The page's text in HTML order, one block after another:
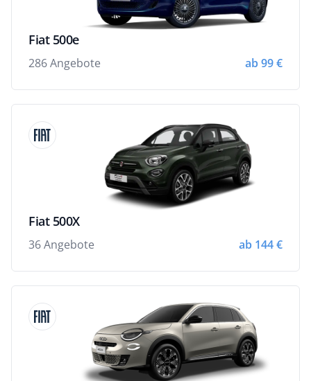
Fiat 500e
286 Angebote ab 99 €
Fiat 500X
36 Angebote ab 144 €